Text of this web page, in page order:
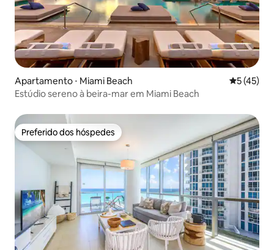
Apartamento ⋅ Miami Beach 5 de uma
5 (45)
Estúdio sereno à beira-mar em Miami Beach
Preferido dos hóspedes
Preferido dos hóspedes